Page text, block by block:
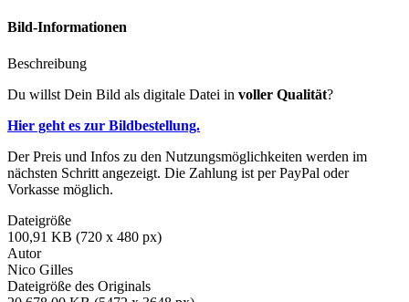
Bild-Informationen
Beschreibung
Du willst Dein Bild als digitale Datei in voller Qualität?
Hier geht es zur Bildbestellung.
Der Preis und Infos zu den Nutzungsmöglichkeiten werden im
nächsten Schritt angezeigt. Die Zahlung ist per PayPal oder
Vorkasse möglich.
Dateigröße
100,91 KB (720 x 480 px)
Autor
Nico Gilles
Dateigröße des Originals